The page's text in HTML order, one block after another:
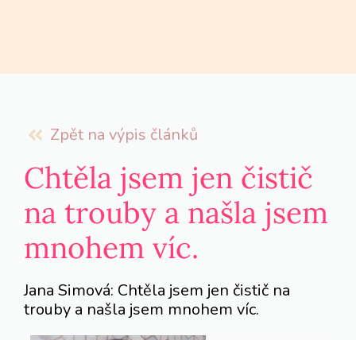
Zpět na výpis článků
Chtěla jsem jen čistič
na trouby a našla jsem
mnohem víc.
Jana Simová: Chtěla jsem jen čistič na
trouby a našla jsem mnohem víc.